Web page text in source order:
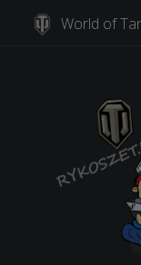
Skip to content
World of